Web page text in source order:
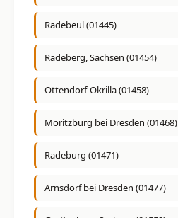
Radebeul (01445)
Radeberg, Sachsen (01454)
Ottendorf-Okrilla (01458)
Moritzburg bei Dresden (01468)
Radeburg (01471)
Arnsdorf bei Dresden (01477)